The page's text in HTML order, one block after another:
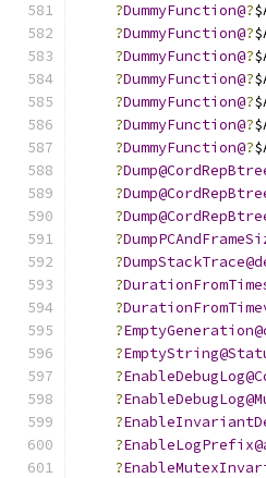
?DummyFunction@?
?DummyFunction@?
?DummyFunction@?
?DummyFunction@?
?DummyFunction@?
?DummyFunction@?
?DummyFunction@?
?
?
?
?
?
?
?
?
?
?
?
?
?
?